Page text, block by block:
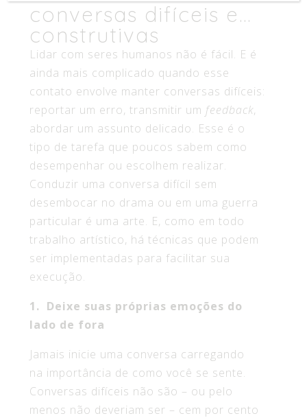
conversas difíceis e…
construtivas
Lidar com seres humanos não é fácil. E é
ainda mais complicado quando esse
contato envolve manter conversas difíceis:
reportar um erro, transmitir um feedback,
abordar um assunto delicado. Esse é o
tipo de tarefa que poucos sabem como
desempenhar ou escolhem realizar.
Conduzir uma conversa difícil sem
desembocar no drama ou em uma guerra
particular é uma arte. E, como em todo
trabalho artístico, há técnicas que podem
ser implementadas para facilitar sua
execução.
1. Deixe suas próprias emoções do
lado de fora
Jamais inicie uma conversa carregando
na importância de como você se sente.
Conversas difíceis não são – ou pelo
menos não deveriam ser – cem por cento